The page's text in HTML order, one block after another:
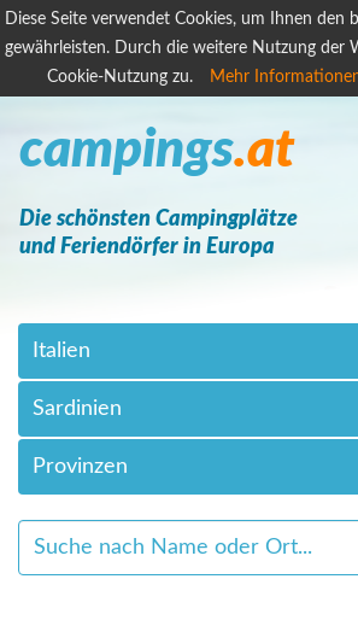
Diese Seite verwendet Cookies, um Ihnen den
gewährleisten. Durch die weitere Nutzung der
Cookie-Nutzung zu.
Mehr
campings.at
Die schönsten Campingplätze
und Feriendörfer in Europa
Italien
Sardinien
Provinzen